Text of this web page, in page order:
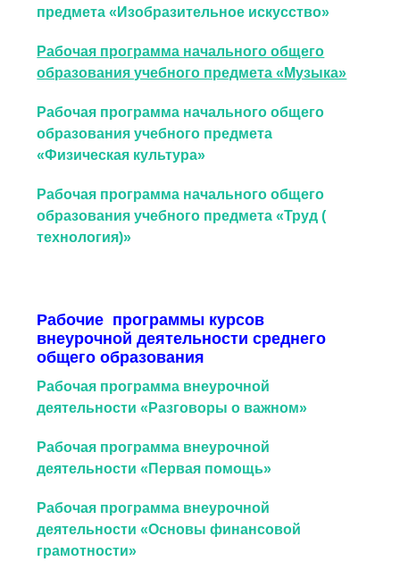
предмета «Изобразительное искусство»
Рабочая программа начального общего
образования учебного предмета «Музыка»
Рабочая программа начального общего
образования учебного предмета
«Физическая культура»
Рабочая программа начального общего
образования учебного предмета «Труд (
технология)»
Рабочие программы курсов
внеурочной деятельности среднего
общего образования
Рабочая программа внеурочной
деятельности «Разговоры о важном»
Рабочая программа внеурочной
деятельности «Первая помощь»
Рабочая программа внеурочной
деятельности «Основы финансовой
грамотности»